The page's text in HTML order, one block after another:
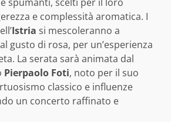
e complessità aromatica. I
Istria si mescoleranno a
gusto di rosa, per un’esperienza
La serata sarà animata dal
Pierpaolo Foti, noto per il suo
classico e influenze
un concerto raffinato e